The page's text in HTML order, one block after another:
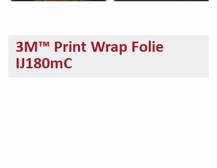
3M™ Print Wrap Folie
IJ180mC